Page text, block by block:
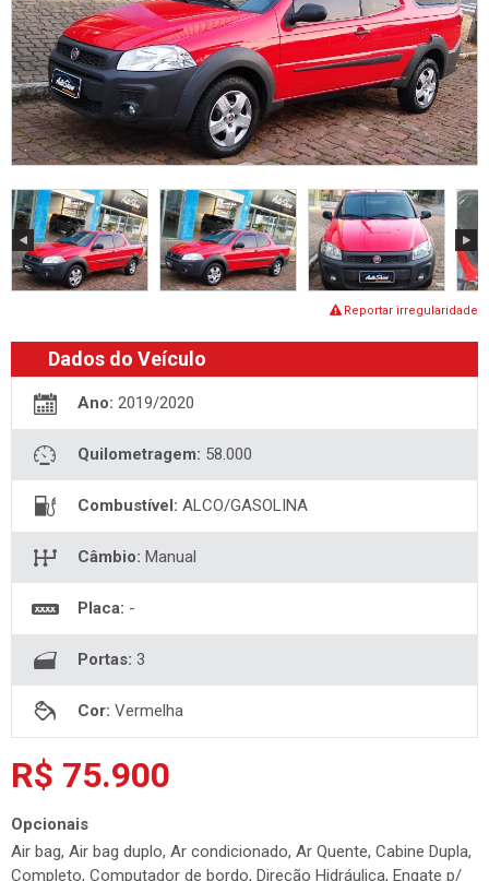
Reportar irregularidade
Dados do Veículo
Ano: 2019/2020
Quilometragem: 58.000
Combustível: ALCO/GASOLINA
Câmbio: Manual
Placa:
Portas: 3
Cor: Vermelha
R$ 75.900
Opcionais
Air bag, Air bag duplo, Ar condicionado, Ar Quente, Cabine Dupla,
Completo, Computador de bordo, Direção Hidráulica, Engate p/